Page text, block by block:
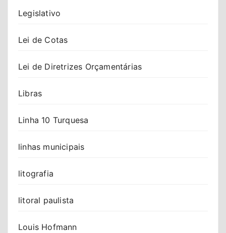
Legislativo
Lei de Cotas
Lei de Diretrizes Orçamentárias
Libras
Linha 10 Turquesa
linhas municipais
litografia
litoral paulista
Louis Hofmann